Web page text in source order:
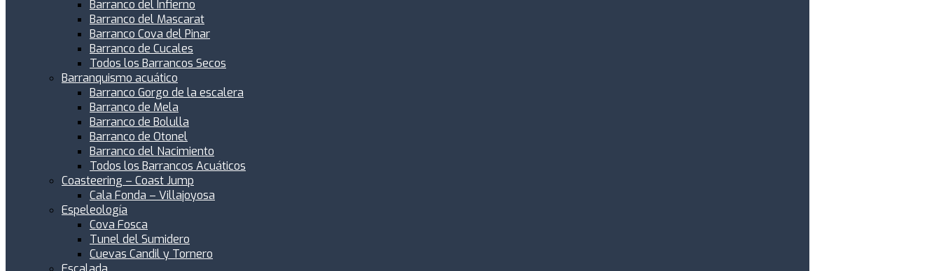
Barranco del Infierno
Barranco del Mascarat
Barranco Cova del Pinar
Barranco de Cucales
Todos los Barrancos Secos
Barranquismo acuático
Barranco Gorgo de la escalera
Barranco de Mela
Barranco de Bolulla
Barranco de Otonel
Barranco del Nacimiento
Todos los Barrancos Acuáticos
Coasteering – Coast Jump
Cala Fonda – Villajoyosa
Espeleología
Cova Fosca
Tunel del Sumidero
Cuevas Candil y Tornero